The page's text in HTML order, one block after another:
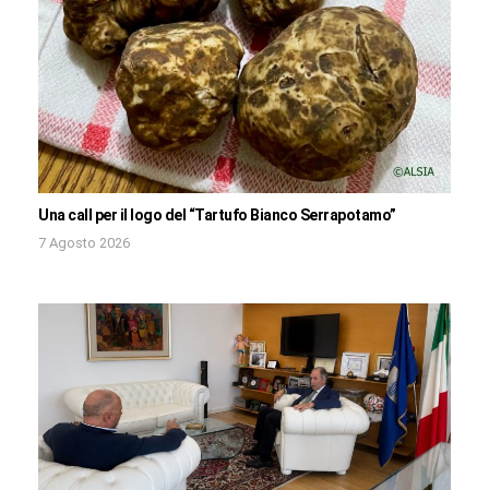
Una call per il logo del “Tartufo Bianco Serrapotamo”
7 Agosto 2026